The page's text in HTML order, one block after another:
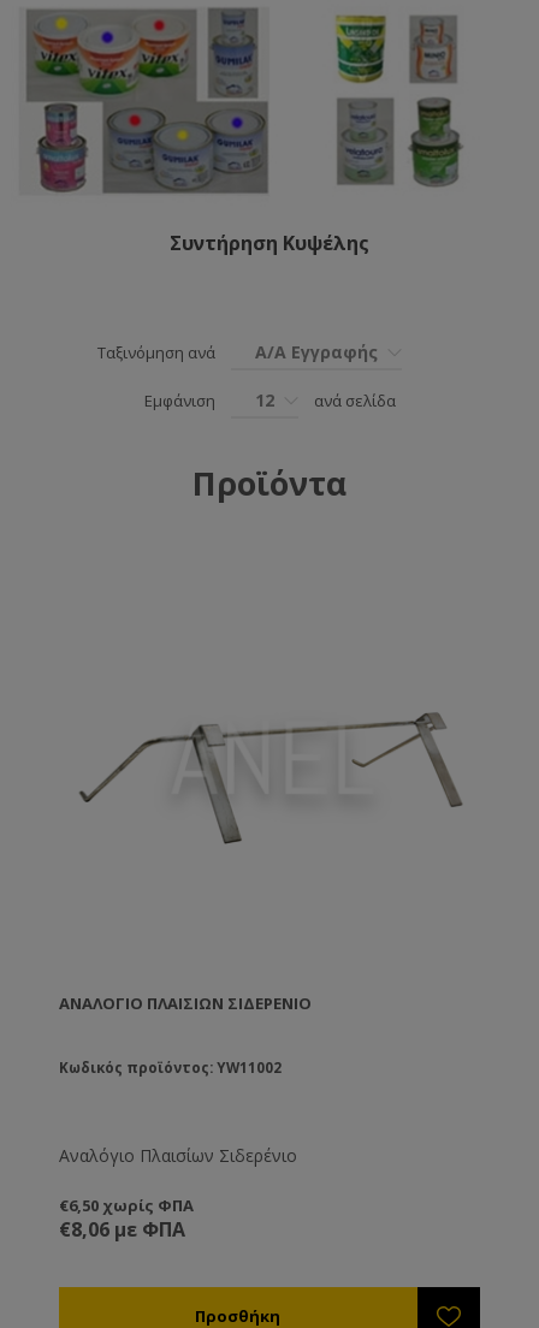
Συντήρηση Κυψέλης
Ταξινόμηση ανά Α/Α Εγγραφής
Εμφάνιση 12 ανά σελίδα
Προϊόντα
ΑΝΑΛΌΓΙΟ ΠΛΑΙΣΊΩΝ ΣΙΔΕΡΈΝΙΟ
Κωδικός προϊόντος: YW11002
Αναλόγιο Πλαισίων Σιδερένιο
€6,50 χωρίς ΦΠΑ
€8,06 με ΦΠΑ